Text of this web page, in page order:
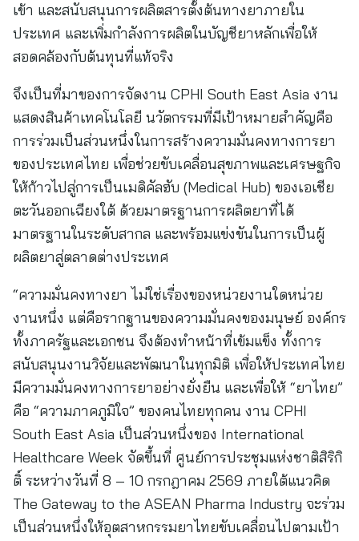
เข้า และสนับสนุนการผลิตสารตั้งต้นทางยาภายใน
ประเทศ และเพิ่มกำลังการผลิตในบัญชียาหลักเพื่อให้
สอดคล้องกับต้นทุนที่แท้จริง
จึงเป็นที่มาของการจัดงาน CPHI South East Asia งาน
แสดงสินค้าเทคโนโลยี นวัตกรรมที่มีเป้าหมายสำคัญคือ
การร่วมเป็นส่วนหนึ่งในการสร้างความมั่นคงทางการยา
ของประเทศไทย เพื่อช่วยขับเคลื่อนสุขภาพและเศรษฐกิจ
ให้ก้าวไปสู่การเป็นเมดิคัลฮับ (Medical Hub) ของเอเชีย
ตะวันออกเฉียงใต้ ด้วยมาตรฐานการผลิตยาที่ได้
มาตรฐานในระดับสากล และพร้อมแข่งขันในการเป็นผู้
ผลิตยาสู่ตลาดต่างประเทศ
“ความมั่นคงทางยา ไม่ใช่เรื่องของหน่วยงานใดหน่วย
งานหนึ่ง แต่คือรากฐานของความมั่นคงของมนุษย์ องค์กร
ทั้งภาครัฐและเอกชน จึงต้องทำหน้าที่เข้มแข็ง ทั้งการ
สนับสนุนงานวิจัยและพัฒนาในทุกมิติ เพื่อให้ประเทศไทย
มีความมั่นคงทางการยาอย่างยั่งยืน และเพื่อให้ “ยาไทย”
คือ “ความภาคภูมิใจ” ของคนไทยทุกคน งาน CPHI
South East Asia เป็นส่วนหนึ่งของ International
Healthcare Week จัดขึ้นที่ ศูนย์การประชุมแห่งชาติสิริกิ
ติ์ ระหว่างวันที่ 8 – 10 กรกฎาคม 2569 ภายใต้แนวคิด
The Gateway to the ASEAN Pharma Industry จะร่วม
เป็นส่วนหนึ่งให้อุตสาหกรรมยาไทยขับเคลื่อนไปตามเป้า